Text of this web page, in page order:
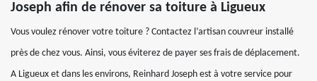
Joseph afin de rénover sa toiture à Ligueux
Vous voulez rénover votre toiture ? Contactez l’artisan couvreur installé
près de chez vous. Ainsi, vous éviterez de payer ses frais de déplacement.
A Ligueux et dans les environs, Reinhard Joseph est à votre service pour